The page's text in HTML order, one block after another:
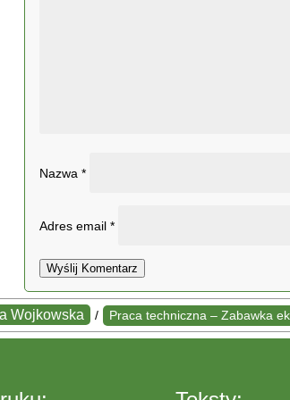
Nazwa *
Adres email *
Wyślij Komentarz
Wojkowska / Praca techniczna – Zabawka